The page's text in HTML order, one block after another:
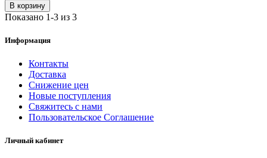
В корзину
Показано 1-3 из 3
Информация
Контакты
Доставка
Снижение цен
Новые поступления
Свяжитесь с нами
Пользовательское Соглашение
Личный кабинет